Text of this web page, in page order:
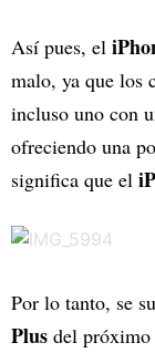
Así pues, el
malo, ya que los
incluso uno con
ofreciendo una
significa que el
Por lo tanto, se
Plus del próximo